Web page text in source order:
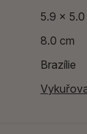
5.9 x 5.0
8.0 cm
Brazílie